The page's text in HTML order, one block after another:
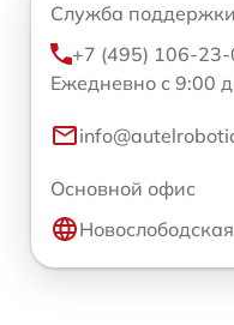
Служба поддержки
+7 (495) 106-
Ежедневно с 9:00
Основной офис